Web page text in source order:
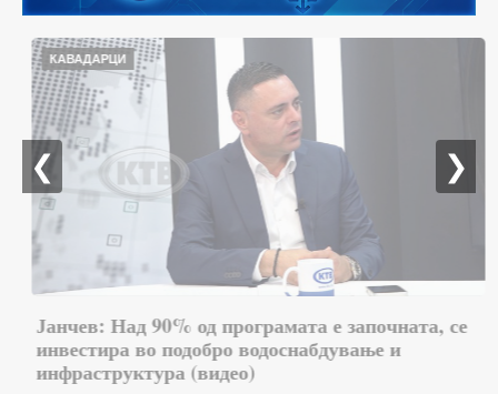
КАВАДАРЦИ
Јанчев: Над 90% од програмата е започната, се
инвестира во подобро водоснабдување и
инфраструктура (видео)
❮ ❯